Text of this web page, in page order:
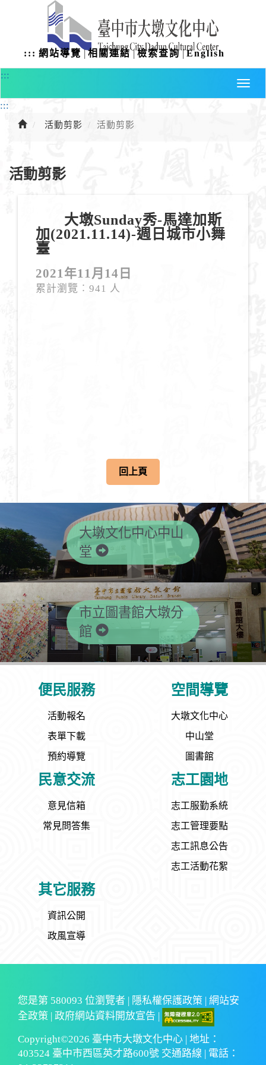
容
::: 網站導覽 |相關連結|檢索查詢|English
:::
:::
活動剪影 活動剪影
活動剪影
大墩Sunday秀-馬達加斯
加(2021.11.14)-週日城市小舞
臺
2021年11月14日
累計瀏覽︰941 人
回上頁
大墩文化中心中山
堂
市立圖書館大墩分
館
便民服務
活動報名
表單下載
預約導覽
空間導覽
大墩文化中心
中山堂
圖書館
民意交流
意見信箱
常見問答集
志工園地
志工服勤系統
志工管理要點
志工訊息公告
志工活動花絮
其它服務
資訊公開
政風宣導
您是第 580093 位瀏覽者 | 隱私權保護政策
網站安
全政策
政府網站資料開放宣告
Copyright©2026 臺中市大墩文化中心 | 地址：
403524 臺中市西區英才路600號 交通路線 | 電話：